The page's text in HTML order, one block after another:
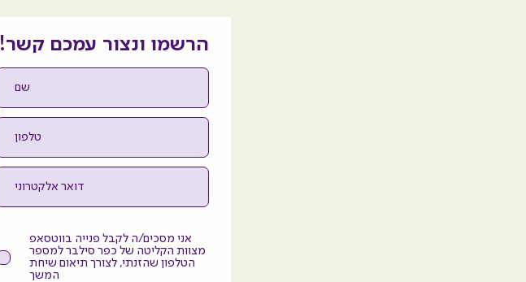
הרשמו ונצור עמכם קשר!
אני מסכים/ה לקבל פנייה בווטסאפ
מצוות הקליטה של כפר סילבר למספר
הטלפון שהזנתי, לצורך תיאום שיחת
המשך